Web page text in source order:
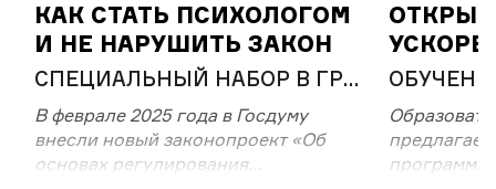
КАК СТАТЬ ПСИХОЛОГОМ
И НЕ НАРУШИТЬ ЗАКОН
СПЕЦИАЛЬНЫЙ НАБОР В ГРУППЫ ПРОФИЛЬНОЙ ПСИХОЛОГИИ
В феврале 2025 года в Госдуму
внесли новый законопроект «Об
основах регулирования
программы